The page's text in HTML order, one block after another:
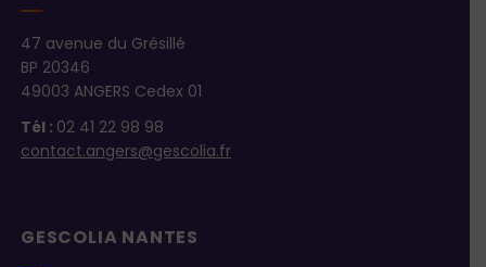
47 avenue du Grésillé
BP 20346
49003 ANGERS Cedex 01
Tél : 02 41 22 98 98
contact.angers@gescolia.fr
GESCOLIA NANTES